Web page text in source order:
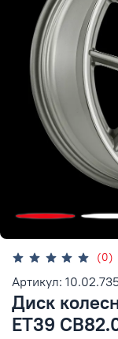
(0)
Артикул:
Диск
ET39